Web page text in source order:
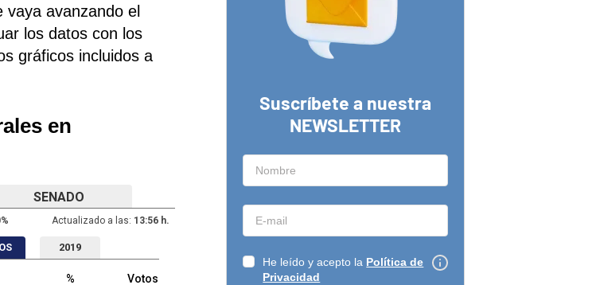
vaya avanzando el
los datos con los
gráficos incluidos a
en
SENADO
% Actualizado a las: 13:56 h.
2019
%
Votos
Suscríbete a nuestra
NEWSLETTER
He leído y acepto la Política de
Privacidad